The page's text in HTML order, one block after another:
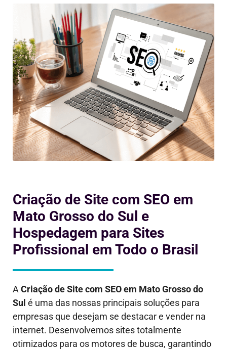
Criação de Site com SEO em
Mato Grosso do Sul e
Hospedagem para Sites
Profissional em Todo o Brasil
ACriação de Site com SEO em Mato Grosso do
Sul é uma das nossas principais soluções para
empresas que desejam se destacar e vender na
internet. Desenvolvemos sites totalmente
otimizados para os motores de busca, garantindo